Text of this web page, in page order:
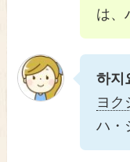
は、
하지
ヨ
ハ・